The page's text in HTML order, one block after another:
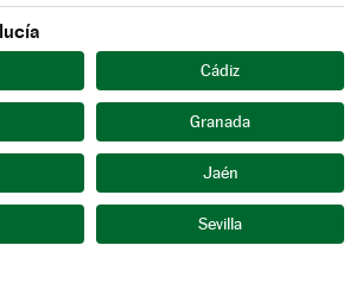
Cádiz
Granada
Jaén
Sevilla